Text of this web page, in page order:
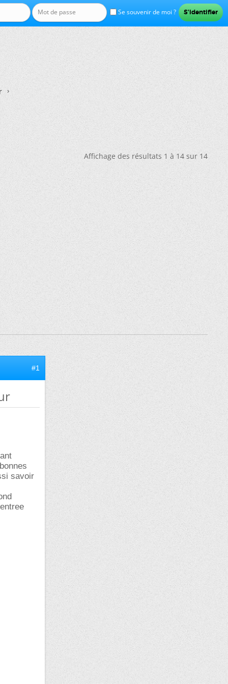
Se souvenir de moi ?
Affichage des résultats 1 à 14 sur 14
#1
savoir